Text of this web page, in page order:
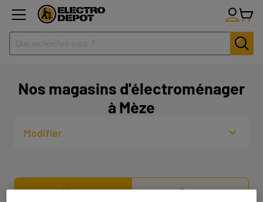
Nos magasins d'électroménager
à Mèze
Modifier
Liste Carte